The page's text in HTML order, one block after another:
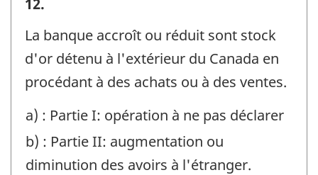
-
Identificateur
question
:
La banque accroît ou réduit sont stock
d'or détenu à l'extérieur du Canada en
procédant à des achats ou à des ventes.
a) : Partie I: opération à ne pas déclarer
b) : Partie II: augmentation ou
diminution des avoirs à l'étranger.